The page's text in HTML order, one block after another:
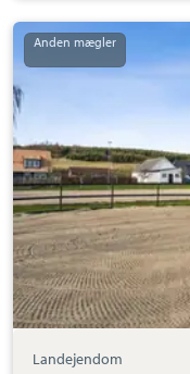
Landejendom:
50,
Albæk,
8930
Randers
NØ
Landejendom